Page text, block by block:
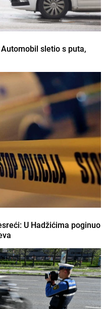
sletio s puta,
U Hadžićima poginuo